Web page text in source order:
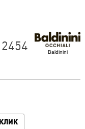
Baldinini